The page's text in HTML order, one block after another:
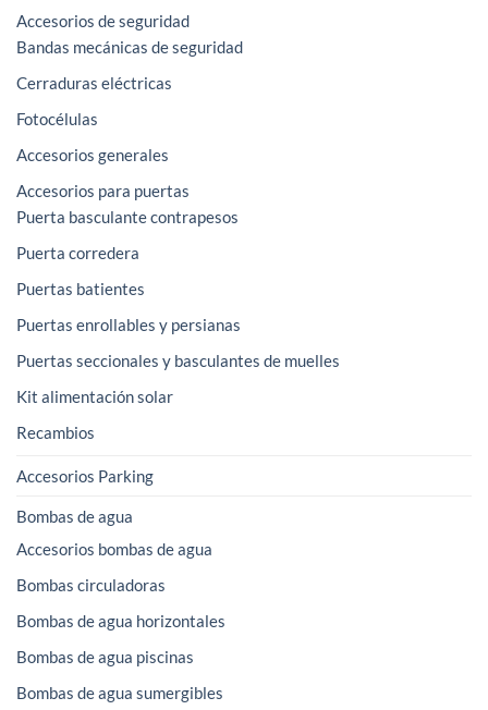
Accesorios de seguridad
Bandas mecánicas de seguridad
Cerraduras eléctricas
Fotocélulas
Accesorios generales
Accesorios para puertas
Puerta basculante contrapesos
Puerta corredera
Puertas batientes
Puertas enrollables y persianas
Puertas seccionales y basculantes de muelles
Kit alimentación solar
Recambios
Accesorios Parking
Bombas de agua
Accesorios bombas de agua
Bombas circuladoras
Bombas de agua horizontales
Bombas de agua piscinas
Bombas de agua sumergibles